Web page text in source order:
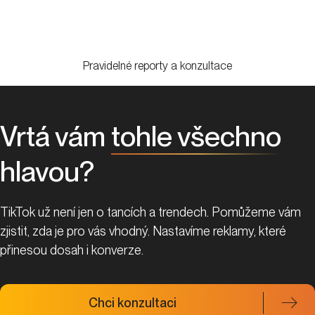
Pravidelné reporty a konzultace
Vrtá vám tohle všechno
hlavou?
TikTok už není jen o tancích a trendech. Pomůžeme vám
zjistit, zda je pro vás vhodný. Nastavíme reklamy, které
přinesou dosah i konverze.
Chci konzultaci